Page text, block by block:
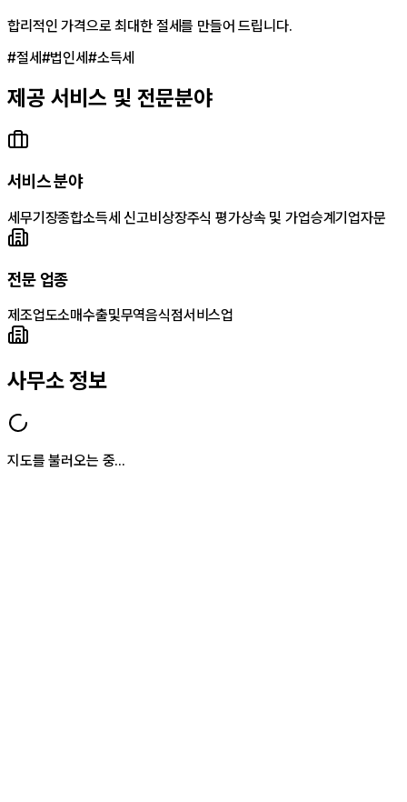
합리적인 가격으로 최대한 절세를 만들어 드립니다.
#절세 #법인세 #소득세
제공 서비스 및 전문분야
서비스 분야
세무기장종합소득세 신고비상장주식 평가상속 및 가업승계기업자문
전문 업종
제조업도소매수출및무역음식점서비스업
사무소 정보
지도를 불러오는 중...